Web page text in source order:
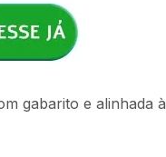
gabarito e alinhada à